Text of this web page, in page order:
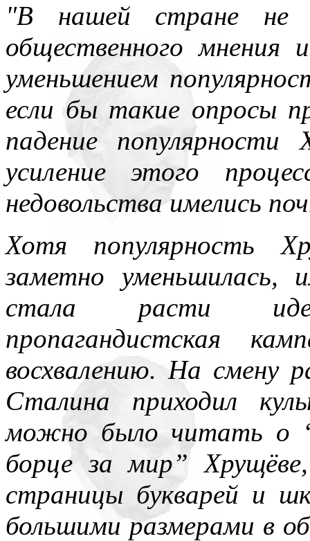
"В нашей стране не
общественного мнения
уменьшением
если бы такие опросы
падение
усиление этого
недовольства имелись
Хотя популярность
заметно
стала расти
пропагандистская
восхвалению. На смену
Сталина приходил
можно было читать о
борце за мир”
страницы букварей и
большими размерами в